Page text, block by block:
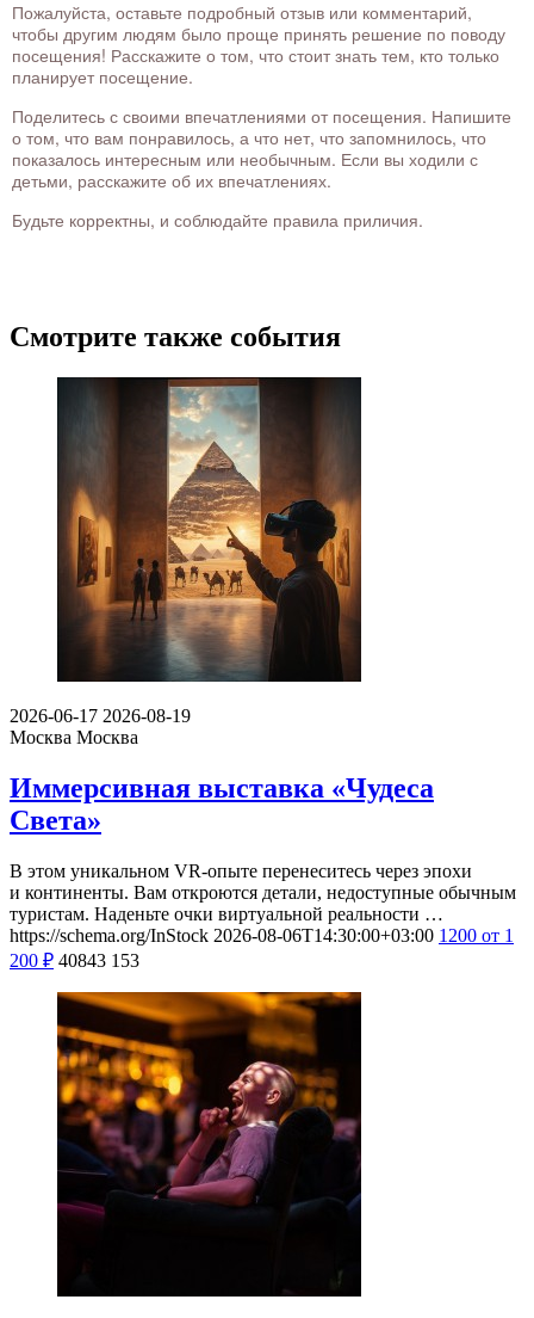
Пожалуйста, оставьте подробный отзыв или комментарий,
чтобы другим людям было проще принять решение по поводу
посещения! Расскажите о том, что стоит знать тем, кто только
планирует посещение.
Поделитесь с своими впечатлениями от посещения. Напишите
о том, что вам понравилось, а что нет, что запомнилось, что
показалось интересным или необычным. Если вы ходили с
детьми, расскажите об их впечатлениях.
Будьте корректны, и соблюдайте правила приличия.
Смотрите также события
2026-06-17 2026-08-19
Москва Москва
Иммерсивная выставка «Чудеса
Света»
В этом уникальном VR-опыте перенеситесь через эпохи
и континенты. Вам откроются детали, недоступные обычным
туристам. Наденьте очки виртуальной реальности …
https://schema.org/InStock 2026-08-06T14:30:00+03:00 1200 от 1
200 ₽ 40843 153